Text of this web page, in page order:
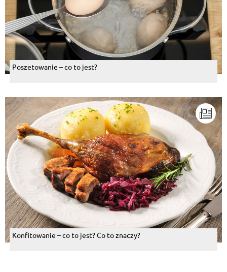
Poszetowanie – co to jest?
Konfitowanie – co to jest? Co to znaczy?